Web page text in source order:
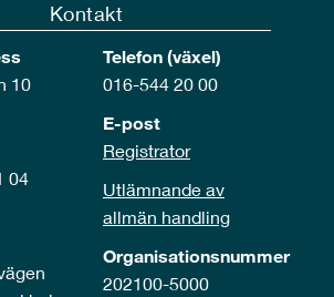
Kontakt
10
04
Telefon (växel)
016-544 20 00
E-post
Registrator
Utlämnande av
allmän handling
Organisationsnummer
202100-5000